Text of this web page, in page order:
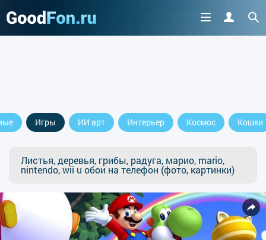
Игры ИИ арт Интерьер Космос Кошки
Листья, деревья, грибы, радуга, марио, mario,
nintendo, wii u обои на телефон (фото, картинки)